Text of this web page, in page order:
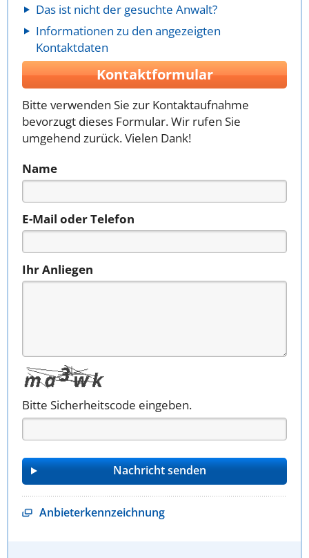
Das ist nicht der gesuchte Anwalt?
Informationen zu den angezeigten
Kontaktdaten
Kontaktformular
Bitte verwenden Sie zur Kontaktaufnahme
bevorzugt dieses Formular. Wir rufen Sie
umgehend zurück. Vielen Dank!
Name
E-Mail oder Telefon
Ihr Anliegen
Bitte Sicherheitscode eingeben.
Anbieterkennzeichnung